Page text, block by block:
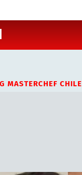
MASTERCHEF CHILE